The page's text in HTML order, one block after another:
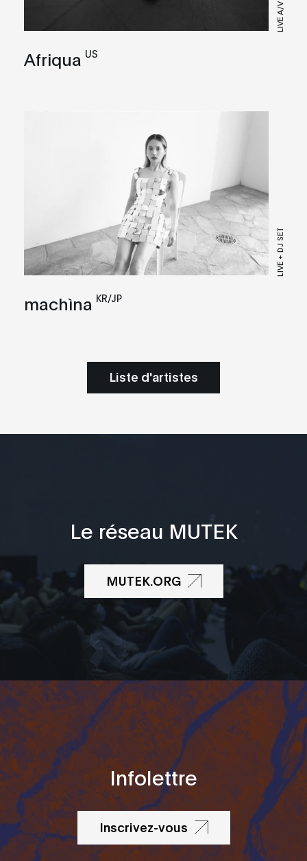
LIVE A/V
Afriqua US
LIVE + DJ SET
machìna KR/JP
Liste d'artistes
Le réseau MUTEK
MUTEK.ORG
Infolettre
Inscrivez-vous